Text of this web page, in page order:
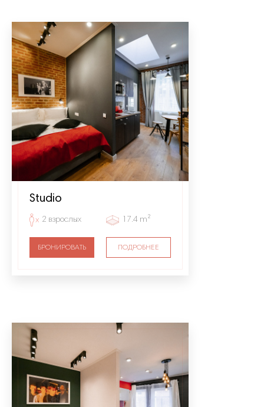
Studio
БРОНИРОВАТЬ ПОДРОБНЕЕ
2 взрослых 17.4 m²